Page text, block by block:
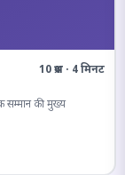
10 प्रश्न · 4 मिनट
सम्मान की मुख्य